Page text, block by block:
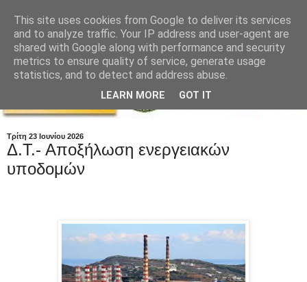
Τρίτη 23 Ιουνίου 2026
Δ.Τ.- Αποξήλωση ενεργειακών
υποδομών
This site uses cookies from Google to deliver its services
and to analyze traffic. Your IP address and user-agent are
shared with Google along with performance and security
metrics to ensure quality of service, generate usage
statistics, and to detect and address abuse.
LEARN MORE GOT IT